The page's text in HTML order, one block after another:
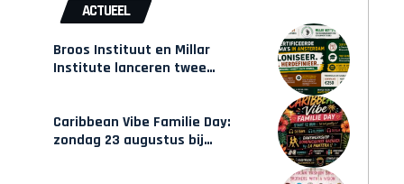
ACTUEEL
Broos Instituut en Millar
Institute lanceren twee
Caribbean Vibe Familie Day:
zondag 23 augustus bij